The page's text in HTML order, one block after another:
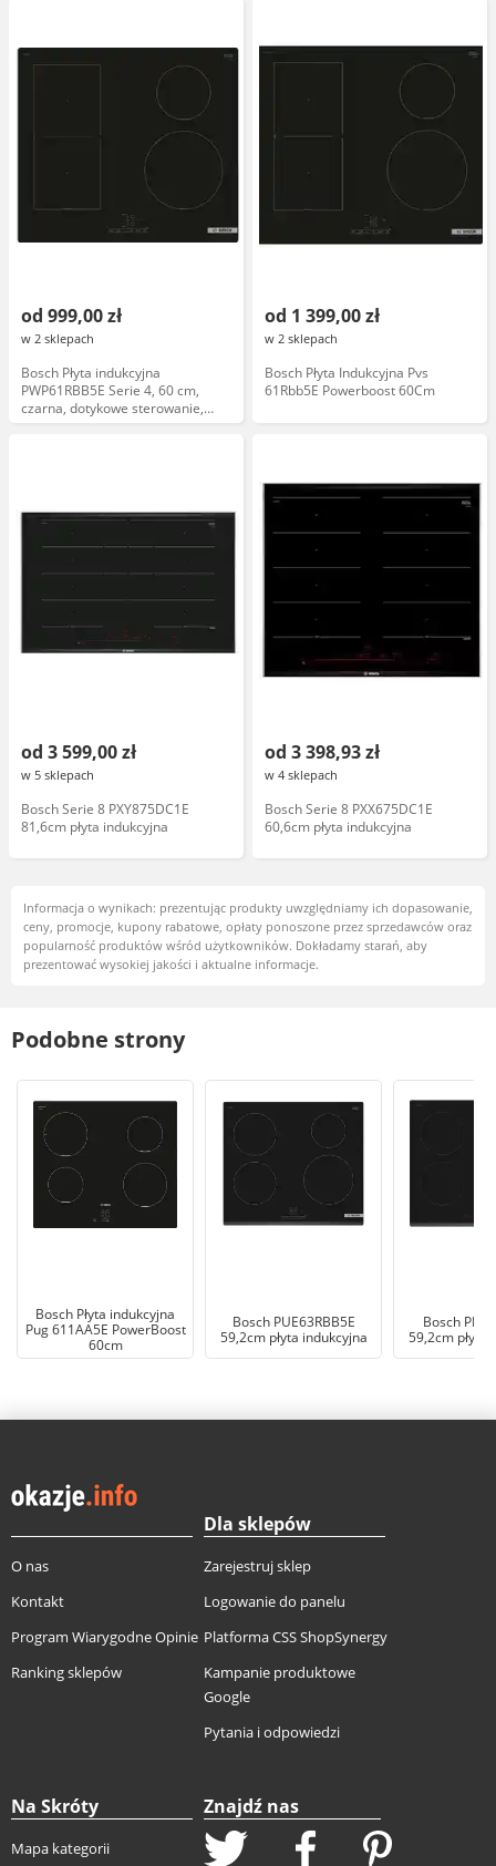
od 999,00 zł
w 2 sklepach
Bosch Płyta indukcyjna
PWP61RBB5E Serie 4, 60 cm,
czarna, dotykowe sterowanie,
funkcja Booster, automatyczne
od 1 399,00 zł
w 2 sklepach
Bosch Płyta Indukcyjna Pvs
61Rbb5E Powerboost 60Cm
od 3 599,00 zł
w 5 sklepach
Bosch Serie 8 PXY875DC1E
81,6cm płyta indukcyjna
od 3 398,93 zł
w 4 sklepach
Bosch Serie 8 PXX675DC1E
60,6cm płyta indukcyjna
Informacja o wynikach: prezentując produkty uwzględniamy ich dopasowanie,
ceny, promocje, kupony rabatowe, opłaty ponoszone przez sprzedawców oraz
popularność produktów wśród użytkowników. Dokładamy starań, aby
prezentować wysokiej jakości i aktualne informacje.
Podobne strony
Bosch Płyta indukcyjna
Pug 611AA5E PowerBoost
60cm
Bosch PUE63RBB5E
59,2cm płyta indukcyjna
Bosch
59,2cm płyta
O nas
Kontakt
Program Wiarygodne Opinie
Ranking sklepów
Dla sklepów
Zarejestruj sklep
Logowanie do panelu
Platforma CSS ShopSynergy
Kampanie produktowe
Google
Pytania i odpowiedzi
Na Skróty
Mapa kategorii
Znajdź nas